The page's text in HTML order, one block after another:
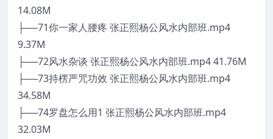
14.08M
├──71你一家人腰疼 张正熙杨公风水内部班.mp4
9.37M
├──72风水杂谈 张正熙杨公风水内部班.mp4 41.76M
├──73持楞严咒功效 张正熙杨公风水内部班.mp4
34.58M
├──74罗盘怎么用1 张正熙杨公风水内部班.mp4
32.03M